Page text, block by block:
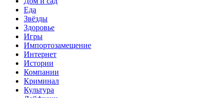
Еда
Звёзды
Здоровье
Игры
Импортозамещение
Интернет
Истории
Компании
Криминал
Культура